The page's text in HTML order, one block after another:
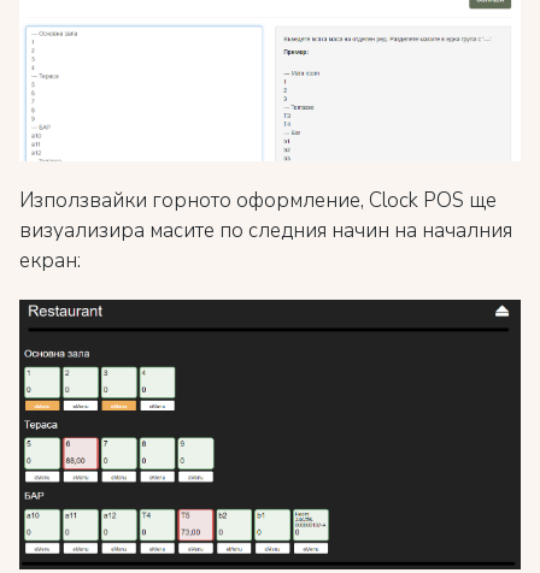
Използвайки горното оформление, Clock POS ще
визуализира масите по следния начин на началния
екран: